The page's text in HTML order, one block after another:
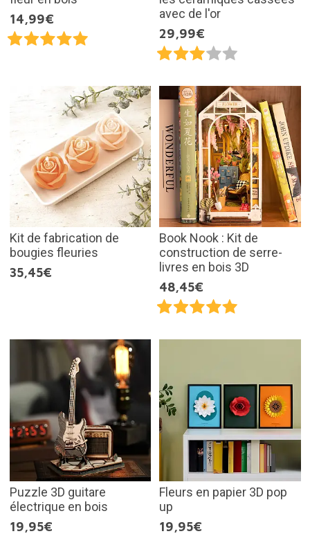
14,99€
avec de l'or
29,99€
Kit de fabrication de
bougies fleuries
35,45€
Book Nook : Kit de
construction de serre-
livres en bois 3D
48,45€
Puzzle 3D guitare
électrique en bois
19,95€
Fleurs en papier 3D pop
up
19,95€